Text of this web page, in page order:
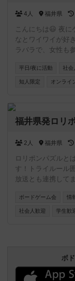
4人 福井県
こんにちは😃 夜に
なとワイワイが好き等
ラバラで、女性も
す。 連絡お待ちし
平日/夜に活動 社会
知人限定 オンライ
福井県発ロリ
2人 福井県
ロリポンパズルと
す！トライルール
放送とも連携して
ボードゲーム会 情
社会人歓迎 学生歓
ボ